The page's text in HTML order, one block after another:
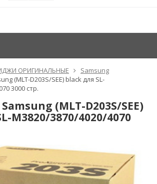
ОРИГИНАЛЬНЫЕ
Samsung
(MLT-D203S/SEE) black для SL-
3000 стр.
(MLT-D203S/SEE)
M3820/3870/4020/4070